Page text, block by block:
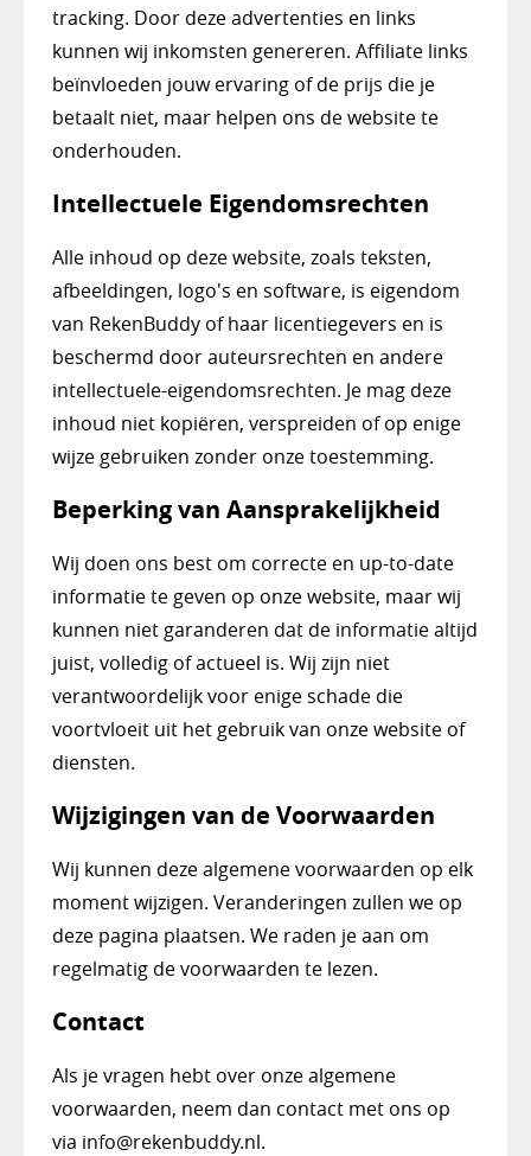
tracking. Door deze advertenties en links
kunnen wij inkomsten genereren. Affiliate links
beïnvloeden jouw ervaring of de prijs die je
betaalt niet, maar helpen ons de website te
onderhouden.
Intellectuele Eigendomsrechten
Alle inhoud op deze website, zoals teksten,
afbeeldingen, logo's en software, is eigendom
van RekenBuddy of haar licentiegevers en is
beschermd door auteursrechten en andere
intellectuele-eigendomsrechten. Je mag deze
inhoud niet kopiëren, verspreiden of op enige
wijze gebruiken zonder onze toestemming.
Beperking van Aansprakelijkheid
Wij doen ons best om correcte en up-to-date
informatie te geven op onze website, maar wij
kunnen niet garanderen dat de informatie altijd
juist, volledig of actueel is. Wij zijn niet
verantwoordelijk voor enige schade die
voortvloeit uit het gebruik van onze website of
diensten.
Wijzigingen van de Voorwaarden
Wij kunnen deze algemene voorwaarden op elk
moment wijzigen. Veranderingen zullen we op
deze pagina plaatsen. We raden je aan om
regelmatig de voorwaarden te lezen.
Contact
Als je vragen hebt over onze algemene
voorwaarden, neem dan contact met ons op
via info@rekenbuddy.nl.